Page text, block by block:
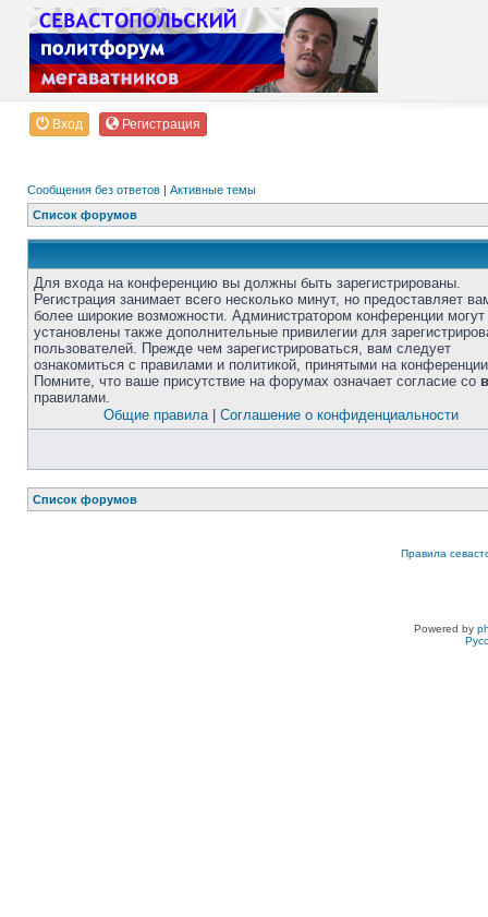
Вход Регистрация
Сообщения без ответов | Активные темы
Список форумов
Для входа на конференцию вы должны быть зарегистрированы.
Регистрация занимает всего несколько минут, но предоставляет
более широкие возможности. Администратором конференции
установлены также дополнительные привилегии для
пользователей. Прежде чем зарегистрироваться, вам следует
ознакомиться с правилами и политикой, принятыми на
Помните, что ваше присутствие на форумах означает согласие со
правилами.
Общие правила| Соглашение о конфиденциальности
Список форумов
Правила
Powered by